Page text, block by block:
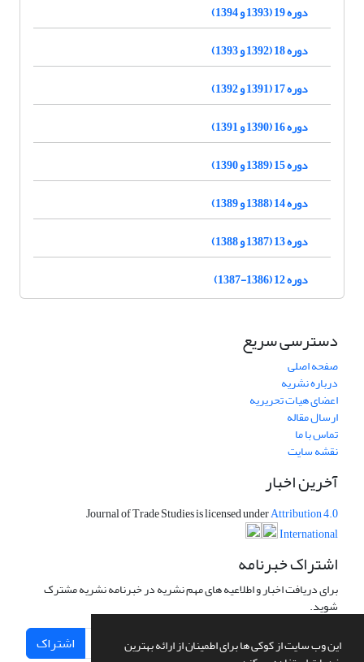
این وب سایت از کوکی ها برای اطمینان از ارائه بهترین
دوره 19 (1393 و 1394)
دوره 18 (1392 و 1393)
دوره 17 (1391 و 1392)
دوره 16 (1390 و 1391)
دوره 15 (1389 و 1390)
دوره 14 (1388 و 1389)
دوره 13 (1387 و 1388)
دوره 12 (1386-1387)
دسترسی سریع
صفحه اصلی
درباره نشریه
اعضای هیات تحریریه
ارسال مقاله
تماس با ما
نقشه سایت
آخرین اخبار
Journal of Trade Studies is licensed underAttribution 4.0
International
اشتراک خبرنامه
برای دریافت اخبار و اطلاعیه های مهم نشریه در خبرنامه نشریه مشترک
شوید.
اشتراک